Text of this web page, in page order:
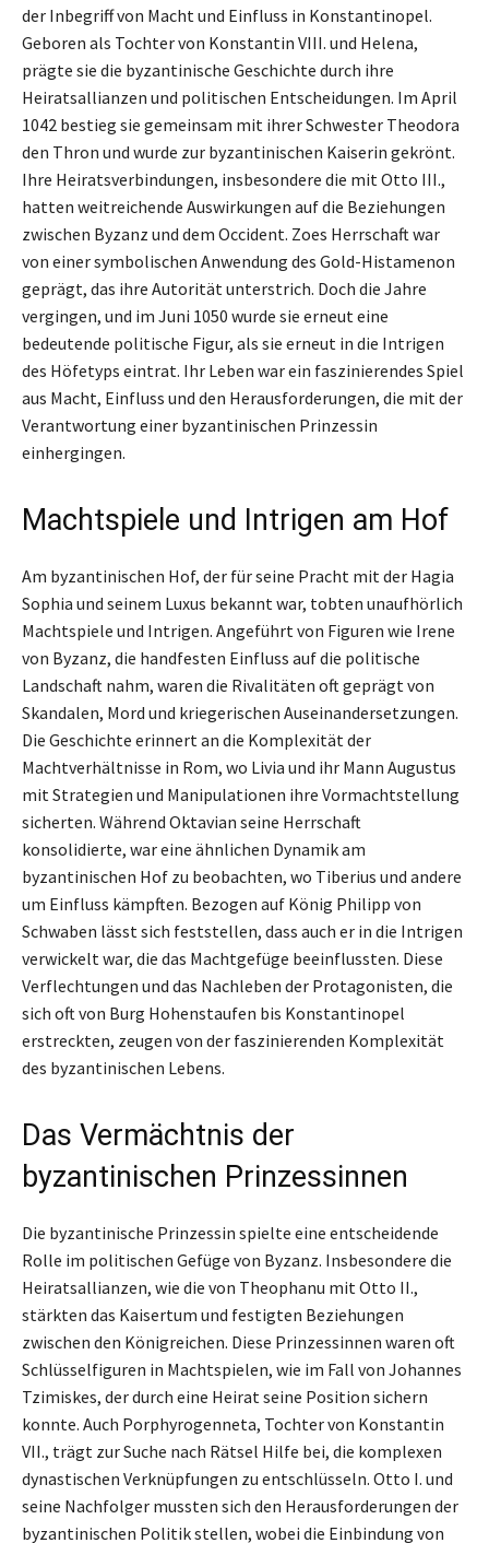
der Inbegriff von Macht und Einfluss in Konstantinopel.
Geboren als Tochter von Konstantin VIII. und Helena,
prägte sie die byzantinische Geschichte durch ihre
Heiratsallianzen und politischen Entscheidungen. Im April
1042 bestieg sie gemeinsam mit ihrer Schwester Theodora
den Thron und wurde zur byzantinischen Kaiserin gekrönt.
Ihre Heiratsverbindungen, insbesondere die mit Otto III.,
hatten weitreichende Auswirkungen auf die Beziehungen
zwischen Byzanz und dem Occident. Zoes Herrschaft war
von einer symbolischen Anwendung des Gold-Histamenon
geprägt, das ihre Autorität unterstrich. Doch die Jahre
vergingen, und im Juni 1050 wurde sie erneut eine
bedeutende politische Figur, als sie erneut in die Intrigen
des Höfetyps eintrat. Ihr Leben war ein faszinierendes Spiel
aus Macht, Einfluss und den Herausforderungen, die mit der
Verantwortung einer byzantinischen Prinzessin
einhergingen.
Machtspiele und Intrigen am Hof
Am byzantinischen Hof, der für seine Pracht mit der Hagia
Sophia und seinem Luxus bekannt war, tobten unaufhörlich
Machtspiele und Intrigen. Angeführt von Figuren wie Irene
von Byzanz, die handfesten Einfluss auf die politische
Landschaft nahm, waren die Rivalitäten oft geprägt von
Skandalen, Mord und kriegerischen Auseinandersetzungen.
Die Geschichte erinnert an die Komplexität der
Machtverhältnisse in Rom, wo Livia und ihr Mann Augustus
mit Strategien und Manipulationen ihre Vormachtstellung
sicherten. Während Oktavian seine Herrschaft
konsolidierte, war eine ähnlichen Dynamik am
byzantinischen Hof zu beobachten, wo Tiberius und andere
um Einfluss kämpften. Bezogen auf König Philipp von
Schwaben lässt sich feststellen, dass auch er in die Intrigen
verwickelt war, die das Machtgefüge beeinflussten. Diese
Verflechtungen und das Nachleben der Protagonisten, die
sich oft von Burg Hohenstaufen bis Konstantinopel
erstreckten, zeugen von der faszinierenden Komplexität
des byzantinischen Lebens.
Das Vermächtnis der
byzantinischen Prinzessinnen
Die byzantinische Prinzessin spielte eine entscheidende
Rolle im politischen Gefüge von Byzanz. Insbesondere die
Heiratsallianzen, wie die von Theophanu mit Otto II.,
stärkten das Kaisertum und festigten Beziehungen
zwischen den Königreichen. Diese Prinzessinnen waren oft
Schlüsselfiguren in Machtspielen, wie im Fall von Johannes
Tzimiskes, der durch eine Heirat seine Position sichern
konnte. Auch Porphyrogenneta, Tochter von Konstantin
VII., trägt zur Suche nach Rätsel Hilfe bei, die komplexen
dynastischen Verknüpfungen zu entschlüsseln. Otto I. und
seine Nachfolger mussten sich den Herausforderungen der
byzantinischen Politik stellen, wobei die Einbindung von